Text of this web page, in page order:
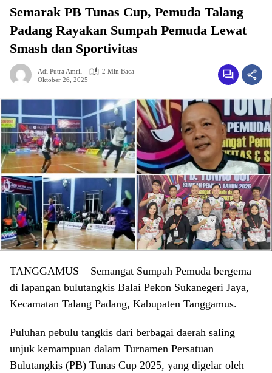
Semarak PB Tunas Cup, Pemuda Talang
Padang Rayakan Sumpah Pemuda Lewat
Smash dan Sportivitas
Adi Putra Amril
2 Min Baca
Oktober 26, 2025
TANGGAMUS – Semangat Sumpah Pemuda bergema
di lapangan bulutangkis Balai Pekon Sukanegeri Jaya,
Kecamatan Talang Padang, Kabupaten Tanggamus.
Puluhan pebulu tangkis dari berbagai daerah saling
unjuk kemampuan dalam Turnamen Persatuan
Bulutangkis (PB) Tunas Cup 2025, yang digelar oleh